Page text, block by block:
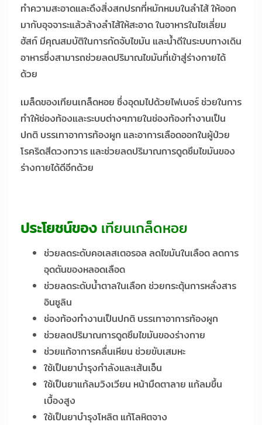
ทำความสะอาดและดึงสิ่งสกปรกที่หมักหมมในลำไส้ ให้ออก
มากับอุจจาระแล้วล้างลำไส้ให้สะอาด ในอาหารในไซเลี่ยม
ฮัสก์ มีคุณสมบัติในการกัดจับไขมัน และน้ำดีในระบบทางเดิน
อาหารซึ่งสามารถช่วยลดปริมาณไขมันที่เข้าสู่ร่างกายได้
ด้วย
เมล็ดของเทียนเกล็ดหอย ซึ่งอุดมไปด้วยไฟเบอร์ ช่วยในการ
ทำให้ช่องท้องและระบบต่างๆภายในช่องท้องทำงานเป็น
ปกติ บรรเทาอาการท้องผูก และอาการเลือดออกในผู้ป่วย
โรคริดสีดวงทวาร และช่วยลดปริมาณการดูดซึมไขมันของ
ร่างกายได้ดีอีกด้วย
ประโยชน์ของ เทียนเกล็ดหอย
ช่วยลดระดับคอเลสเตอรอล ลดไขมันในเลือด ลดการ
อุดตันของหลอดเลือด
ช่วยลดระดับน้ำตาลในเลือก ช่วยกระตุ้นการหลั่งสาร
อินซูลิน
ช่องท้องทำงานเป็นปกติ บรรเทาอาการท้องผูก
ช่วยลดปริมาณการดูดซึมไขมันของร่างกาย
ช่วยแก้อาการคลื่นเหียน ช่วยขับเสมหะ
ใช้เป็นยาบำรุงกำลังและเส้นเอ็น
ใช้เป็นยาแก้ลมวิงเวียน หน้ามืดตาลาย แก้ลมขึ้น
เบื้องสูง
ใช้เป็นยาบำรุงโหลิต แก้โลหิตจาง